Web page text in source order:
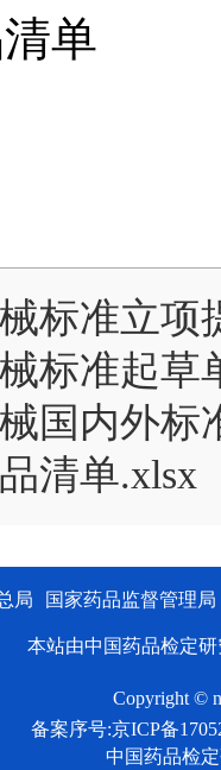
单
标准立项
标准起草
国内外标
清单.xlsx
局 国家药品监督管理局
本站由中国药品检定
Copyright ©
备案序号:京ICP备
中国药品检